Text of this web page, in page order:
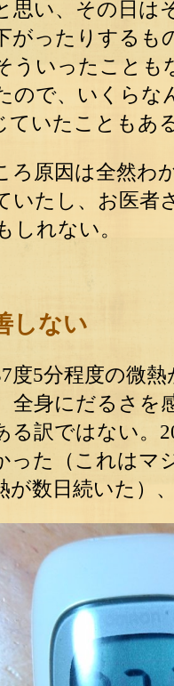
思い、その日は
がったりするも
ういったこと
ので、いくら
ていたこともあ
ろ原因は全然わ
いたし、お医者
しれない。
しない
度5分程度の微
全身にだるさを
る訳ではない。
った（これはマ
が数日続いた）